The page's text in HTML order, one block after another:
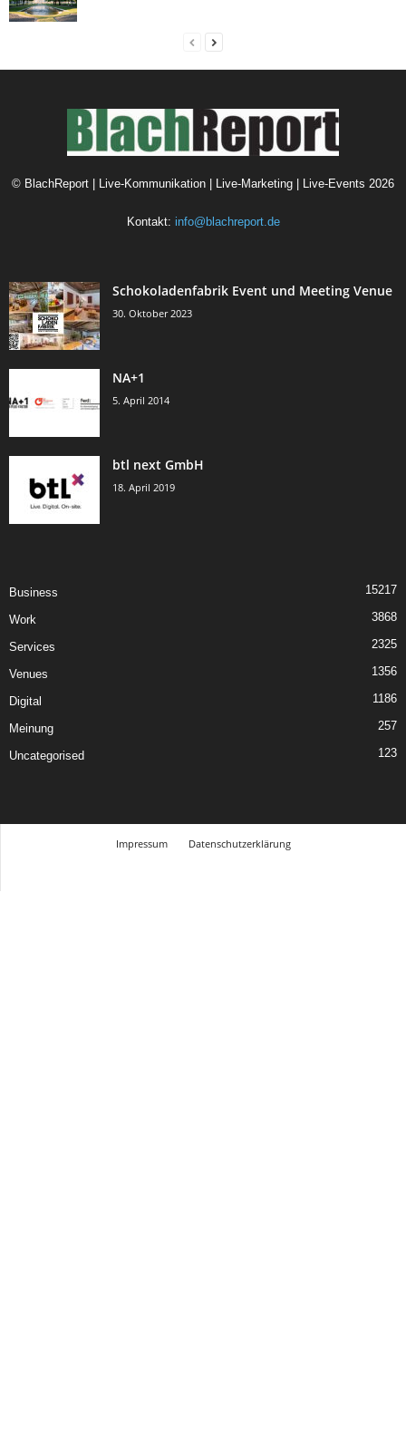
© BlachReport | Live-Kommunikation | Live-Marketing | Live-Events 2026
Kontakt: info@blachreport.de
Schokoladenfabrik Event und Meeting Venue
30. Oktober 2023
NA+1
5. April 2014
btl next GmbH
18. April 2019
Business 15217
Work 3868
Services 2325
Venues 1356
Digital 1186
Meinung 257
Uncategorised 123
Impressum
Datenschutzerklärung